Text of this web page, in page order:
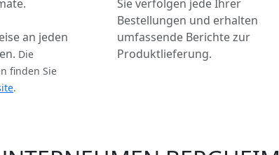
an jeden
Die
finden Sie
.
Sie verfolgen jede Ihrer
Bestellungen und erhalten
umfassende Berichte zur
Produktlieferung.